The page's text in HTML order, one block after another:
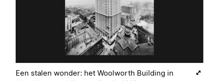
Een stalen wonder: het Woolworth Building in